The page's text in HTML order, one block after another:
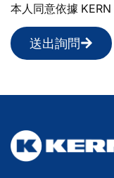
本人同意依據 KERN
送出詢問